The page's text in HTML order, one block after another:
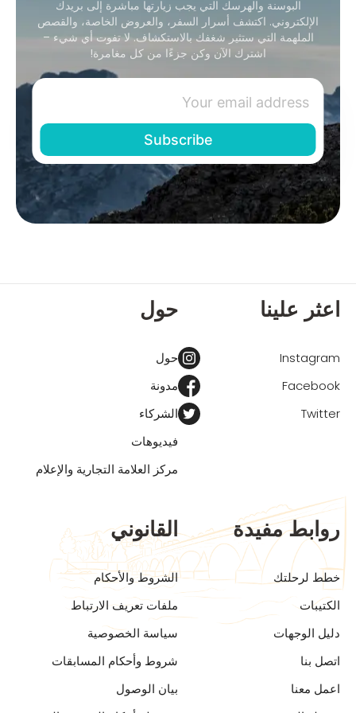
البوسنة والهرسك التي يجب زيارتها مباشرة إلى بريدك
الإلكتروني. اكتشف أسرار السفر، والعروض الخاصة، والقصص
الملهمة التي ستثير شغفك بالاستكشاف. لا تفوت أي شيء –
اشترك الآن وكن جزءًا من كل مغامرة!
اعثر علينا
Instagram
Facebook
Twitter
حول
حول
مدونة
الشركاء
فيديوهات
مركز العلامة التجارية والإعلام
روابط مفيدة
خطط لرحلتك
الكتيبات
دليل الوجهات
اتصل بنا
اعمل معنا
القانوني
الشروط والأحكام
ملفات تعريف الارتباط
سياسة الخصوصية
شروط وأحكام المسابقات
بيان الوصول